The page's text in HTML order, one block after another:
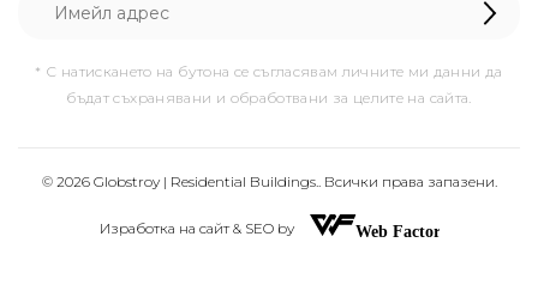
* С натискането на бутона се съгласявам личните ми данни да
бъдат съхранявани и обработвани за целите на сайта.
© 2026 Globstroy | Residential Buildings.. Всички права запазени.
Изработка на сайт & SEO by